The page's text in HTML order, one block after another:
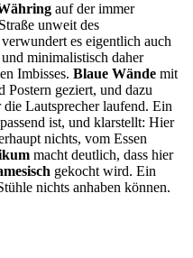
auf der immer
unweit des
es eigentlich auch
minimalistisch daher
Imbisses. Blaue Wände mit
Postern geziert, und dazu
Lautsprecher laufend. Ein
ist, und klarstellt: Hier
nichts, vom Essen
macht deutlich, dass hier
gekocht wird. Ein
nichts anhaben können.